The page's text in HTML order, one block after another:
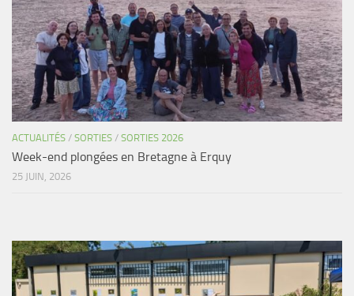
NAP / NEV
Agenda
Les Palmes du Lac
Résultats Compétitions
MATERIEL
Occasions
ACTUALITÉS / SORTIES / SORTIES 2026
Week-end plongées en Bretagne à Erquy
25 JUIN, 2026